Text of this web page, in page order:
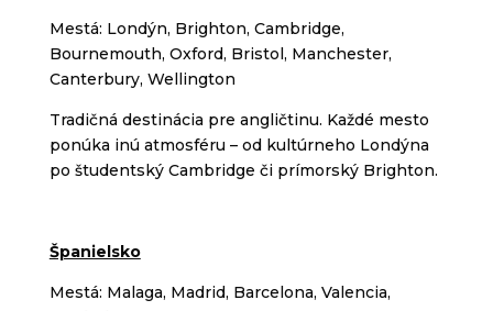
Mestá: Londýn, Brighton, Cambridge,
Bournemouth, Oxford, Bristol, Manchester,
Canterbury, Wellington
Tradičná destinácia pre angličtinu. Každé mesto
ponúka inú atmosféru – od kultúrneho Londýna
po študentský Cambridge či prímorský Brighton.
Španielsko
Mestá: Malaga, Madrid, Barcelona, Valencia,